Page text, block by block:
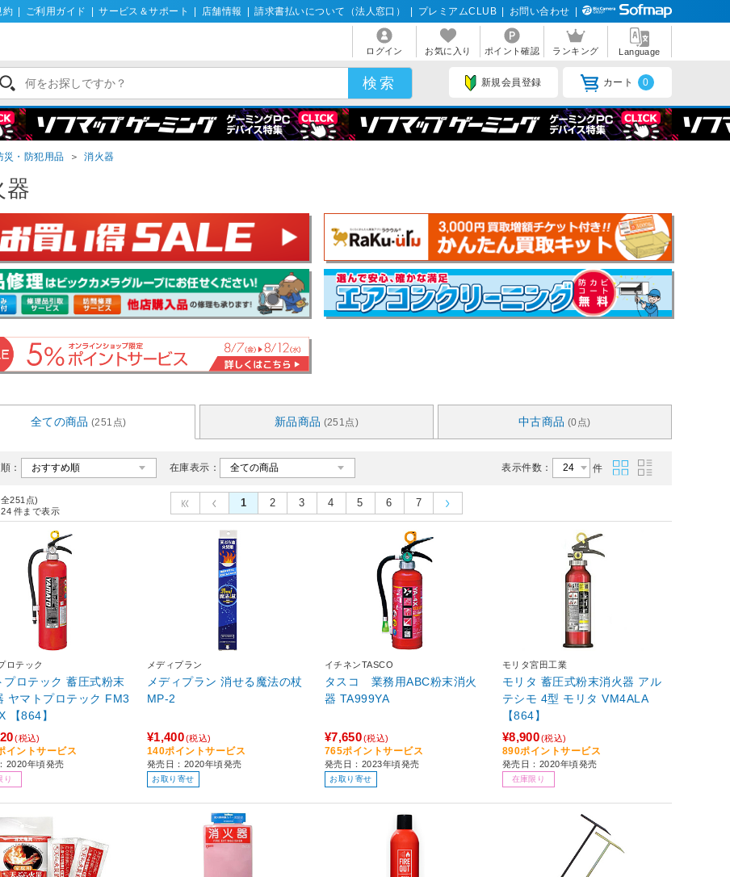
約 ご利用ガイド サービス＆サポート 店舗情報 請求書払いについて（法人窓口） プレミアムCLUB お問い合わせ
ログイン お気に入り ポイント確認 ランキング Language
新規会員登録 カート 0
災・防犯用品 ＞ 消火器
器
全ての商品 (251点) 新品商品 (251点) 中古商品 (0点)
： 在庫表示： 表示件数： 件
251点)
24 件まで表示
1 2 3 4 5 6 7
ロテック
プロテック 蓄圧式粉末
マトプロテック FM3
【864】
(税込)
イントサービス
2020年頃発売
り
メディプラン
メディプラン 消せる魔法の杖
MP-2
¥1,400(税込)
140ポイントサービス
発売日：2020年頃発売
お取り寄せ
イチネンTASCO
タスコ 業務用ABC粉末消火
器 TA999YA
¥7,650(税込)
765ポイントサービス
発売日：2023年頃発売
お取り寄せ
モリタ宮田工業
モリタ 蓄圧式粉末消火器 アル
テシモ 4型 モリタ VM4ALA
【864】
¥8,900(税込)
890ポイントサービス
発売日：2020年頃発売
在庫限り